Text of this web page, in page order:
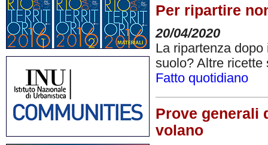
Per ripartire
20/04/2020
La ripartenza
suolo? Altre
Fatto quotidiano
Prove generali
volano